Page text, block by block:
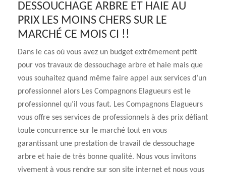
DESSOUCHAGE ARBRE ET HAIE AU
PRIX LES MOINS CHERS SUR LE
MARCHÉ CE MOIS CI !!
Dans le cas où vous avez un budget extrêmement petit
pour vos travaux de dessouchage arbre et haie mais que
vous souhaitez quand même faire appel aux services d’un
professionnel alors Les Compagnons Elagueurs est le
professionnel qu’il vous faut. Les Compagnons Elagueurs
vous offre ses services de professionnels à des prix défiant
toute concurrence sur le marché tout en vous
garantissant une prestation de travail de dessouchage
arbre et haie de très bonne qualité. Nous vous invitons
vivement à vous rendre sur son site internet et nous vous